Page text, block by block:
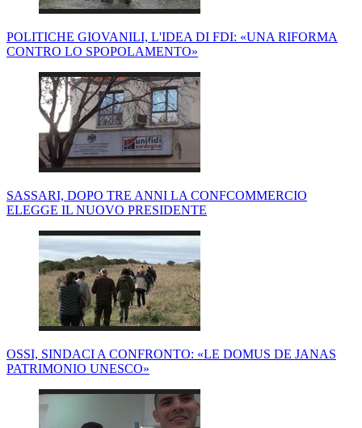
POLITICHE GIOVANILI, L'IDEA DI FDI: «UNA RIFORMA
CONTRO LO SPOPOLAMENTO»
SASSARI, DOPO TRE ANNI LA CONFCOMMERCIO
ELEGGE IL NUOVO PRESIDENTE
OSSI, SINDACI A CONFRONTO: «LE DOMUS DE JANAS
PATRIMONIO UNESCO»